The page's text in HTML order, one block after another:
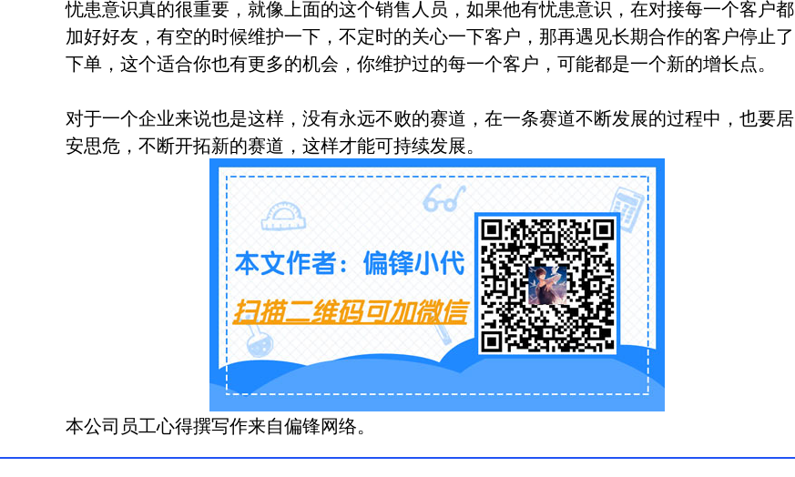
忧患意识真的很重要，就像上面的这个销售人员，如果他有忧患意识，在对接每一个客户都
加好好友，有空的时候维护一下，不定时的关心一下客户，那再遇见长期合作的客户停止了
下单，这个适合你也有更多的机会，你维护过的每一个客户，可能都是一个新的增长点。
对于一个企业来说也是这样，没有永远不败的赛道，在一条赛道不断发展的过程中，也要居
安思危，不断开拓新的赛道，这样才能可持续发展。
本公司员工心得撰写作来自偏锋网络。